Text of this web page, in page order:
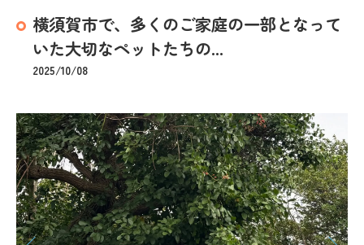
横須賀市で、多くのご家庭の一部となって
いた大切なペットたちの...
2025/10/08